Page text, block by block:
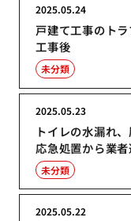
戸建て工事のト
工事後
2025.05.24
未分類
トイレの水漏れ
応急処置から業
2025.05.23
未分類
2025.05.22